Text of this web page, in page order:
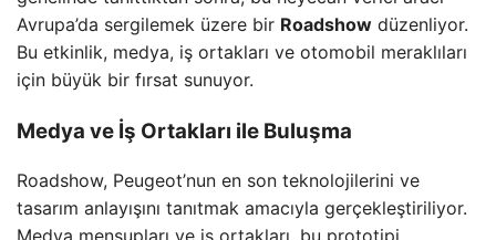
Avrupa’da sergilemek üzere bir Roadshow düzenliyor.
Bu etkinlik, medya, iş ortakları ve otomobil meraklıları
için büyük bir fırsat sunuyor.
Medya ve İş Ortakları ile Buluşma
Roadshow, Peugeot’nun en son teknolojilerini ve
tasarım anlayışını tanıtmak amacıyla gerçekleştiriliyor.